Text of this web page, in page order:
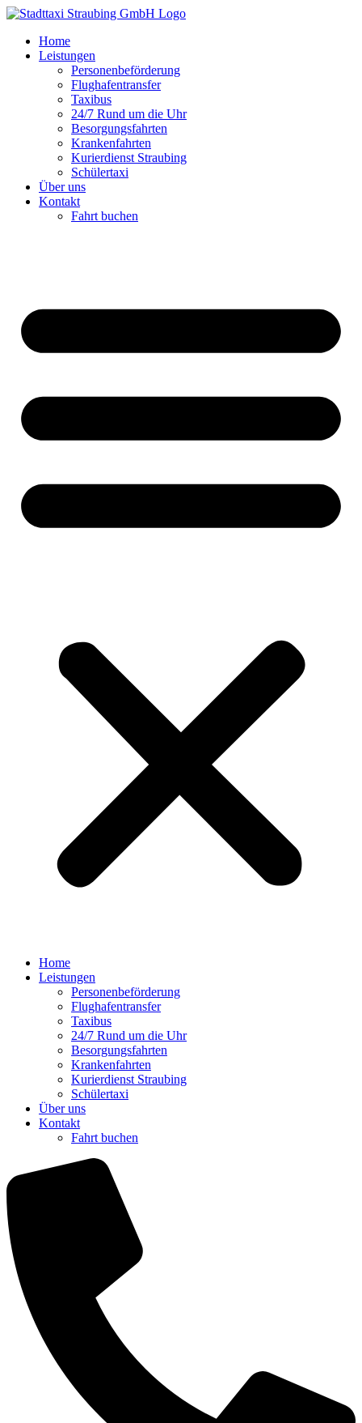
Zum
springenHome
Leistungen
Personenbeförderung
Flughafentransfer
Taxibus
24/7 Rund um die Uhr
Besorgungsfahrten
Krankenfahrten
Kurierdienst Straubing
Schülertaxi
Über uns
Kontakt
Fahrt buchen
Home
Leistungen
Personenbeförderung
Flughafentransfer
Taxibus
24/7 Rund um die Uhr
Besorgungsfahrten
Krankenfahrten
Kurierdienst Straubing
Schülertaxi
Über uns
Kontakt
Fahrt buchen